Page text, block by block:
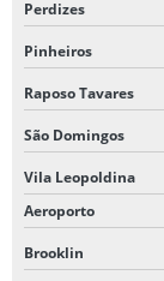
Perdizes
Pinheiros
Raposo Tavares
São Domingos
Vila Leopoldina
Aeroporto
Brooklin